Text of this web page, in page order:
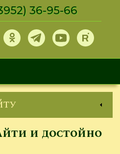
36-95-66
и достойно